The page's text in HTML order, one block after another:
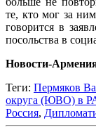
те, кто мог за
говорится в
посольства в
Новости-
Теги: Пермяков
округа (ЮВО) в
Россия,